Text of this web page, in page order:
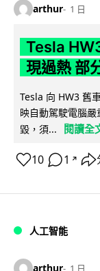
arthur 1 日
Tesla
現過熱 部
Tesla 向 HW3 舊
映自動駕駛電腦
毀，須...
閱讀全
10 1 ↗
人工智能
arthur